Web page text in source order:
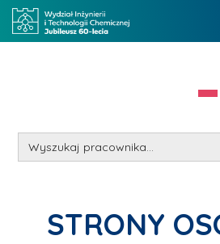
Search
for:
STRONY